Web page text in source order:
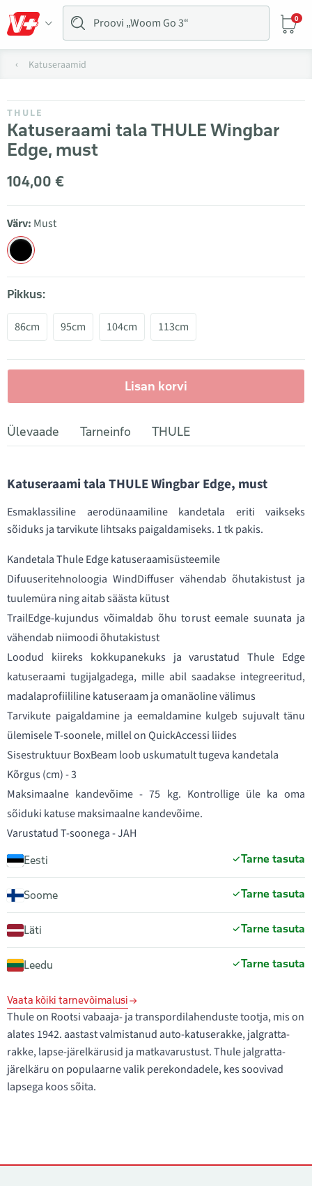
0
Katuseraamid
THULE
Katuseraami tala THULE Wingbar
Edge, must
104,00 €
Värv: Must
Pikkus:
86cm 95cm 104cm 113cm
Lisan korvi
Ülevaade Tarneinfo THULE
Katuseraami tala THULE Wingbar Edge, must
Esmaklassiline aerodünaamiline kandetala eriti vaikseks
sõiduks ja tarvikute lihtsaks paigaldamiseks. 1 tk pakis.
Kandetala Thule Edge katuseraamisüsteemile
Difuuseritehnoloogia WindDiffuser vähendab õhutakistust ja
tuulemüra ning aitab säästa kütust
TrailEdge-kujundus võimaldab õhu torust eemale suunata ja
vähendab niimoodi õhutakistust
Loodud kiireks kokkupanekuks ja varustatud Thule Edge
katuseraami tugijalgadega, mille abil saadakse integreeritud,
madalaprofiililine katuseraam ja omanäoline välimus
Tarvikute paigaldamine ja eemaldamine kulgeb sujuvalt tänu
ülemisele T-soonele, millel on QuickAccessi liides
Sisestruktuur BoxBeam loob uskumatult tugeva kandetala
Kõrgus (cm) - 3
Maksimaalne kandevõime - 75 kg. Kontrollige üle ka oma
sõiduki katuse maksimaalne kandevõime.
Varustatud T-soonega - JAH
Eesti Tarne tasuta
Soome Tarne tasuta
Läti Tarne tasuta
Leedu Tarne tasuta
Vaata kõiki tarnevõimalusi
Thule on Rootsi vabaaja- ja transpordilahenduste tootja, mis on
alates 1942. aastast valmistanud auto-katuserakke, jalgratta-
rakke, lapse-järelkärusid ja matkavarustust. Thule jalgratta-
järelkäru on populaarne valik perekondadele, kes soovivad
lapsega koos sõita.